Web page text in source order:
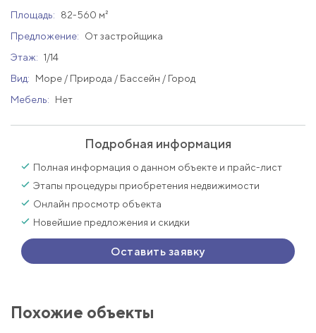
Площадь:
82-560 м²
Предложение:
От застройщика
Этаж: 1/14
Вид:
Море / Природа / Бассейн / Город
Мебель:
Нет
Подробная информация
Полная информация о данном объекте и прайс-лист
Этапы процедуры приобретения недвижимости
Онлайн просмотр объекта
Новейшие предложения и скидки
Оставить заявку
Похожие объекты